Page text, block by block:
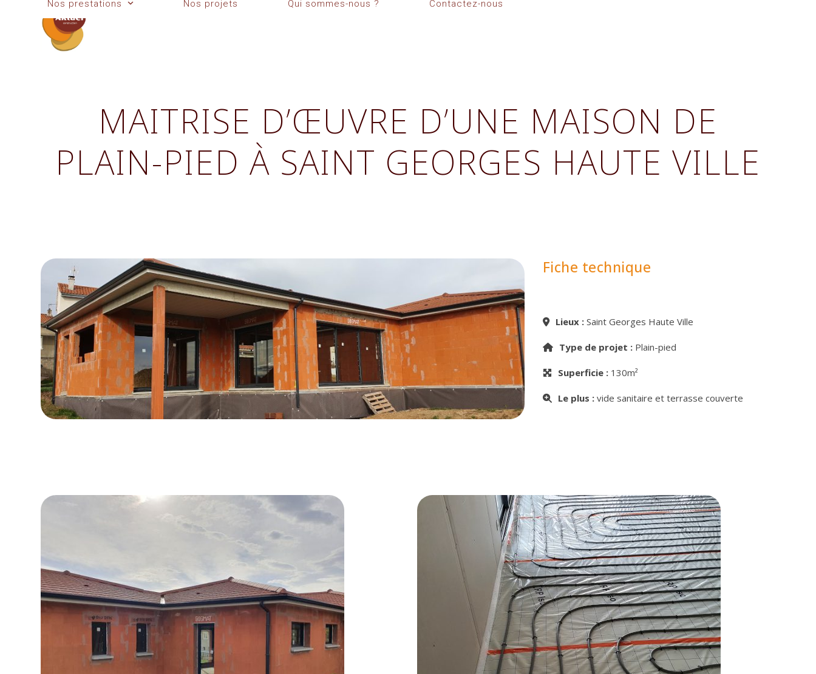
Nos prestations Nos projets Qui sommes-nous ? Contactez-nous
MAITRISE D’ŒUVRE D’UNE MAISON DE
PLAIN-PIED À SAINT GEORGES HAUTE VILLE
Fiche technique
Lieux :Saint Georges Haute Ville
Type de projet :Plain-pied
Superficie :130m²
Le plus :vide sanitaire et terrasse couverte